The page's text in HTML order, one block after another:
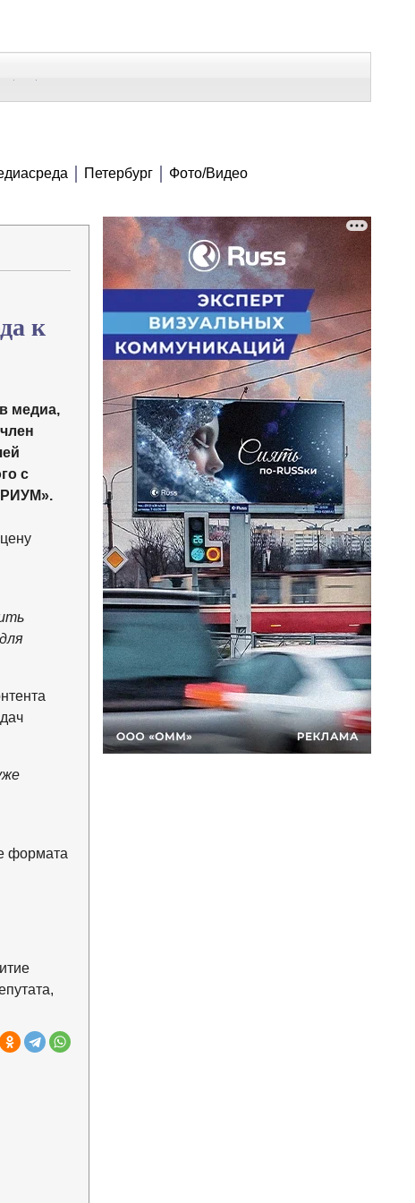
Петербург Фото/Видео
Изменить шрифт
В закладки
к
медиа,
с
формата